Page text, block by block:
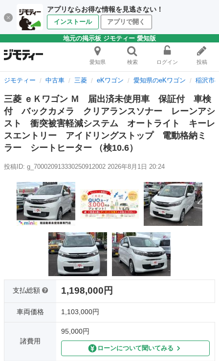
アプリならお得な情報を見逃さない！
インストール アプリで開く
地元の掲示板 ジモティー 愛知版
愛知県 検索 ログイン 投稿
ジモティー 中古車 三菱 eKワゴン 愛知県のeKワゴン 稲沢市
三菱 ｅＫワゴン Ｍ 届出済未使用車 保証付 車検
付 バックカメラ クリアランスソナー レーンアシ
スト 衝突被害軽減システム オートライト キーレ
スエントリー アイドリングストップ 電動格納ミ
ラー シートヒーター （検10.6）
投稿ID: g_700020913330250912002 2026年8月1日 20:24
支払総額 1,198,000円
車両価格 1,103,000円
諸費用
95,000円
ローンについて聞いてみる